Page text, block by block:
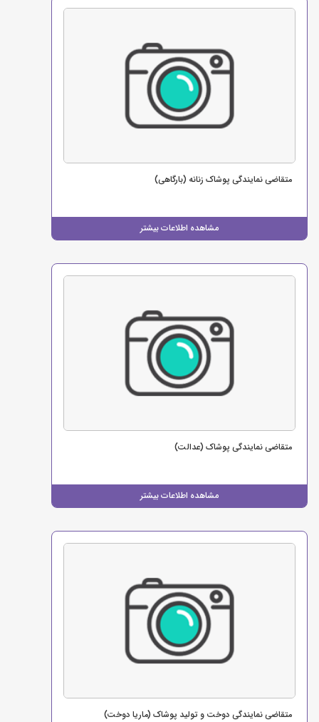
مشاهده اطلاعات بیشتر
متقاضی نمایندگی پوشاک زنانه (بارگاهی)
مشاهده اطلاعات بیشتر
متقاضی نمایندگی پوشاک (عدالت)
متقاضی نمایندگی دوخت و تولید پوشاک (ماریا دوخت)